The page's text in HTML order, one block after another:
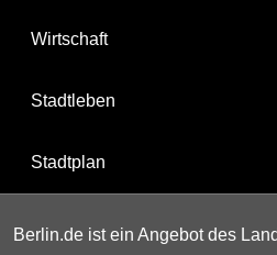
Wirtschaft
Stadtleben
Stadtplan
Berlin.de ist ein Angebot des